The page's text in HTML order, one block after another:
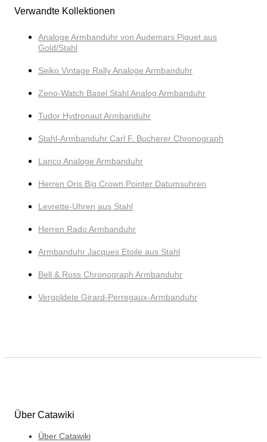
Verwandte Kollektionen
Analoge Armbanduhr von Audemars Piguet aus
Gold/Stahl
Seiko Vintage Rally Analoge Armbanduhr
Zeno-Watch Basel Stahl Analog Armbanduhr
Tudor Hydronaut Armbanduhr
Stahl-Armbanduhr Carl F. Bucherer Chronograph
Lanco Analoge Armbanduhr
Herren Oris Big Crown Pointer Datumsuhren
Levrette-Uhren aus Stahl
Herren Rado Armbanduhr
Armbanduhr Jacques Etoile aus Stahl
Bell & Ross Chronograph Armbanduhr
Vergoldete Girard-Perregaux-Armbanduhr
Über Catawiki
Über Catawiki